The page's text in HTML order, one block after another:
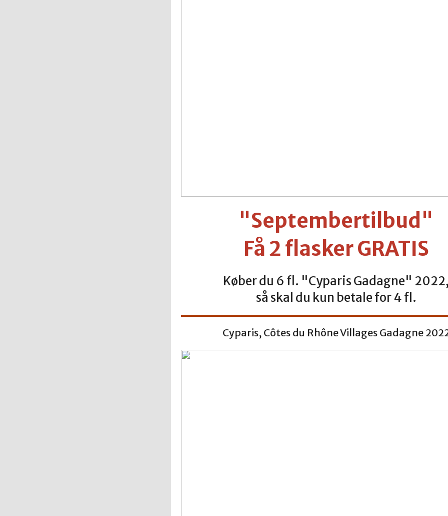
"Septembertilbud"
Få 2 flasker GRATIS
Køber du 6 fl. "Cyparis Gadagne"
så skal du kun betale for 4 fl.
Cyparis, Côtes du Rhône Villages Gadagne